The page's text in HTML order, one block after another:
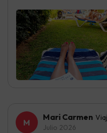
Mari Carmen
Julio 2026